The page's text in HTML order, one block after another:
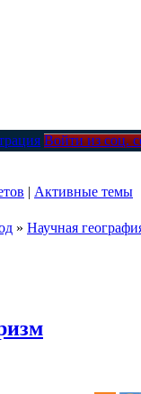
Войти из соц.
| Активные темы
» Научная